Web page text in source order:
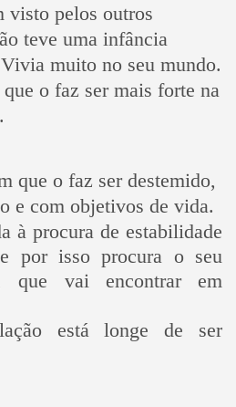
visto pelos outros
teve uma infância
muito no seu mundo.
o faz ser mais forte na
que o faz ser destemido,
e com objetivos de vida.
à procura de estabilidade
por isso procura o seu
que vai encontrar em
está longe de ser